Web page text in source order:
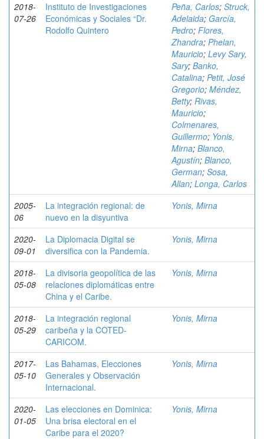
2018-
07-26
Instituto de Investigaciones
Económicas y Sociales “Dr.
Rodolfo Quintero
Peña, Carlos; Struck,
Adelaida; García,
Pedro; Flores,
Zhandra; Phelan,
Mauricio; Levy Sary,
Sary; Banko,
Catalina; Petit, José
Gregorio; Méndez,
Betty; Rivas,
Mauricio;
Colmenares,
Guillermo; Yonis,
Mirna; Blanco,
Agustín; Blanco,
German; Sosa,
Allan; Longa, Carlos
2005-
06
La integración regional: de
nuevo en la disyuntiva
Yonis, Mirna
2020-
09-01
La Diplomacia Digital se
diversifica con la Pandemia.
Yonis, Mirna
2018-
05-08
La divisoria geopolítica de las
relaciones diplomáticas entre
China y el Caribe.
Yonis, Mirna
2018-
05-29
La integración regional
caribeña y la COTED-
CARICOM.
Yonis, Mirna
2017-
05-10
Las Bahamas, Elecciones
Generales y Observación
Internacional.
Yonis, Mirna
2020-
01-05
Las elecciones en Dominica:
Una brisa electoral en el
Caribe para el 2020?
Yonis, Mirna